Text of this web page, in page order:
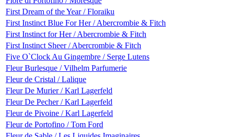
First Dream of the Year / Floraiku
First Instinct Blue For Her / Abercrombie & Fitch
First Instinct for Her / Abercrombie & Fitch
First Instinct Sheer / Abercrombie & Fitch
Five O`Clock Au Gingembre / Serge Lutens
Fleur Burlesque / Vilhelm Parfumerie
Fleur de Cristal / Lalique
Fleur De Murier / Karl Lagerfeld
Fleur De Pecher / Karl Lagerfeld
Fleur de Pivoine / Karl Lagerfeld
Fleur de Portofino / Tom Ford